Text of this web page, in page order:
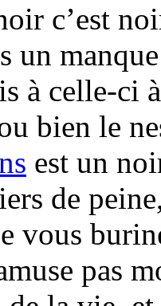
c’est
un
à celle-ci
bien le
est un
de
vous
pas